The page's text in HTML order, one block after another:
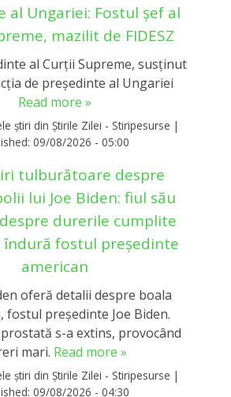
al Ungariei: Fostul șef al
mazilit de FIDESZ
al Curții Supreme, susținut
de președinte al Ungariei
Read more »
știri din Știrile Zilei - Stiripesurse |
09/08/2026 - 05:00
tulburătoare despre
lui Joe Biden: fiul său
durerile cumplite
îndură fostul președinte
american
oferă detalii despre boala
fostul președinte Joe Biden.
s-a extins, provocând
mari. Read more »
știri din Știrile Zilei - Stiripesurse |
09/08/2026 - 04:30